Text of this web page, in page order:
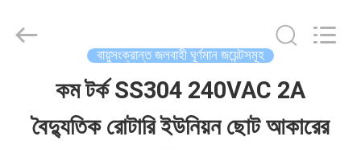
Electronics
বায়ুসংক্রান্ত জলবাহী ঘূর্ণমান জয়েন্টসমূহ
কম টর্ক SS304 240VAC 2A
বৈদ্যুতিক রোটারি ইউনিয়ন ছোট আকারের